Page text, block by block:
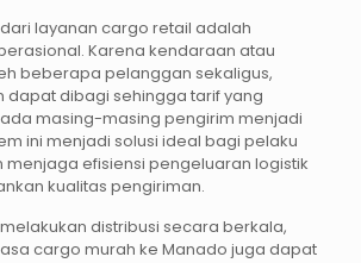
layanan cargo retail adalah
Karena kendaraan atau
beberapa pelanggan sekaligus,
dapat dibagi sehingga tarif yang
masing-masing pengirim menjadi
ini menjadi solusi ideal bagi pelaku
menjaga efisiensi pengeluaran logistik
kualitas pengiriman.
distribusi secara berkala,
cargo murah ke Manado juga dapat